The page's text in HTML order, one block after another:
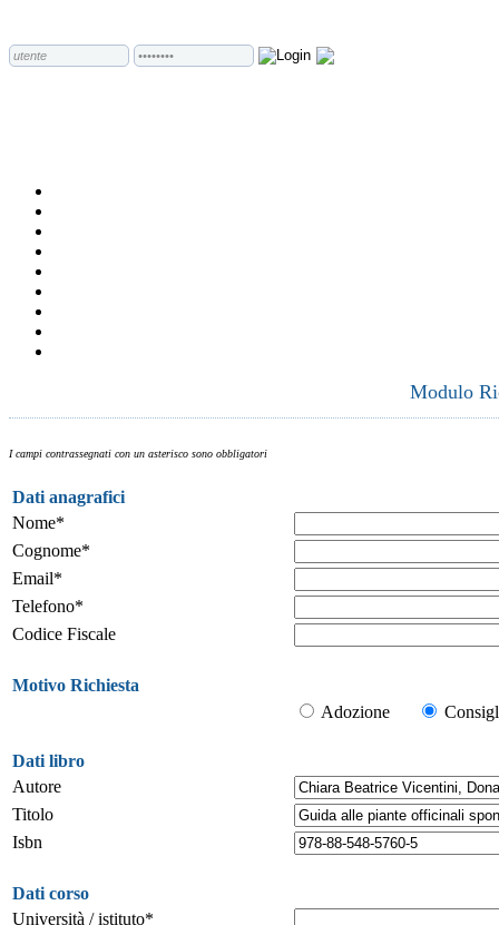
Modulo
I campi contrassegnati con un asterisco sono obbligatori
Dati anagrafici
Nome*
Cognome*
Email*
Telefono*
Codice Fiscale
Motivo Richiesta
Adozione
Dati libro
Autore
Titolo
Isbn
Dati corso
Università / istituto*